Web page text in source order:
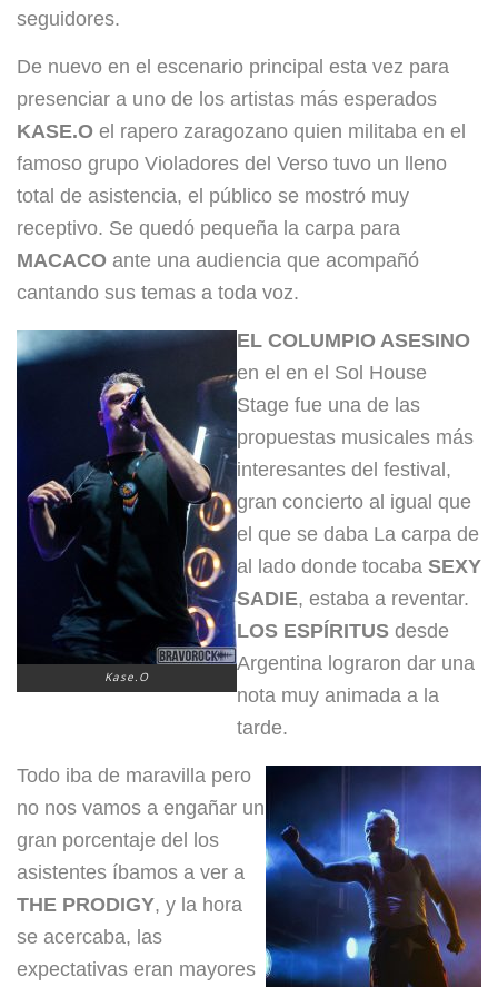
seguidores.
De nuevo en el escenario principal esta vez para
presenciar a uno de los artistas más esperados
KASE.O el rapero zaragozano quien militaba en el
famoso grupo Violadores del Verso tuvo un lleno
total de asistencia, el público se mostró muy
receptivo. Se quedó pequeña la carpa para
MACACO ante una audiencia que acompañó
cantando sus temas a toda voz.
Kase.O
EL COLUMPIO ASESINO
en el en el Sol House
Stage fue una de las
propuestas musicales más
interesantes del festival,
gran concierto al igual que
el que se daba La carpa de
al lado donde tocaba SEXY
SADIE, estaba a reventar.
LOS ESPÍRITUS desde
Argentina lograron dar una
nota muy animada a la
tarde.
Todo iba de maravilla pero
no nos vamos a engañar un
gran porcentaje del los
asistentes íbamos a ver a
THE PRODIGY, y la hora
se acercaba, las
expectativas eran mayores